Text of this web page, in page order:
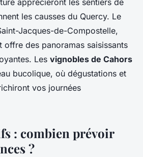
les causses du Quercy. Le
Jacques-de-Compostelle,
offre des panoramas saisissants
Les vignobles de Cahors
bucolique, où dégustations et
vos journées
: combien prévoir
?